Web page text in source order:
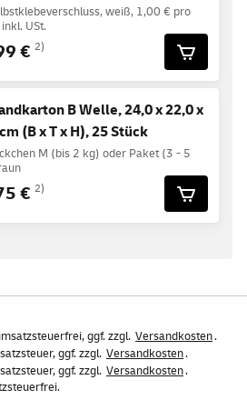
weiß, 1,00 € pro
USt.
€ 2)
B Welle, 24,0 x 22,0 x
(B x T x H), 25 Stück
M (bis 2 kg) oder Paket (3 - 5
€ 2)
ggf. zzgl. Versandkosten.
ggf. zzgl. Versandkosten.
ggf. zzgl. Versandkosten.